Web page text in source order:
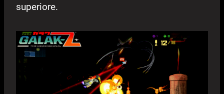
superiore.